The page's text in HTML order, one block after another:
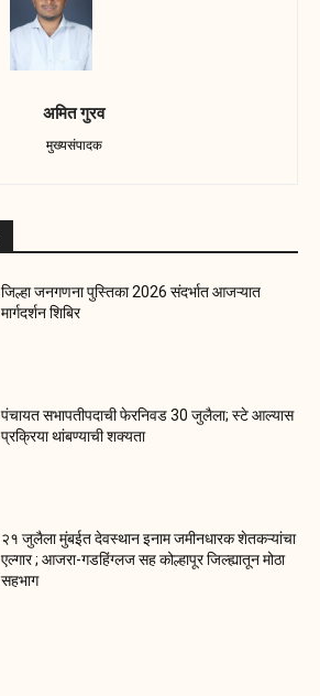
अमित गुरव
मुख्यसंपादक
जिल्हा जनगणना पुस्तिका 2026 संदर्भात आजऱ्यात
मार्गदर्शन शिबिर
पंचायत सभापतीपदाची फेरनिवड 30 जुलैला; स्टे आल्यास
प्रक्रिया थांबण्याची शक्यता
२१ जुलैला मुंबईत देवस्थान इनाम जमीनधारक शेतकऱ्यांचा
एल्गार ; आजरा-गडहिंग्लज सह कोल्हापूर जिल्ह्यातून मोठा
सहभाग